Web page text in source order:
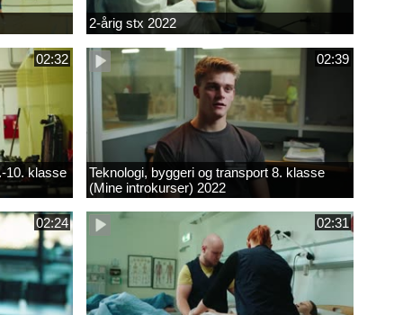
2-årig stx 2022
02:32
10. klasse
02:39
Teknologi, byggeri og transport 8. klasse
(Mine introkurser) 2022
02:24 02:31